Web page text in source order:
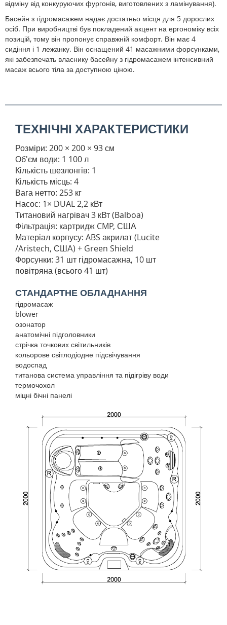
відміну від конкуруючих фургонів, виготовлених з ламінування).
Басейн з гідромасажем надає достатньо місця для 5 дорослих
осіб. При виробництві був покладений акцент на ергономіку всіх
позицій, тому він пропонує справжній комфорт. Він має 4
сидіння і 1 лежанку. Він оснащений 41 масажними форсунками,
які забезпечать власнику басейну з гідромасажем інтенсивний
масаж всього тіла за доступною ціною.
ТЕХНІЧНІ ХАРАКТЕРИСТИКИ
Розміри: 200 × 200 × 93 см
Об'єм води: 1 100 л
Кількість шезлонгів: 1
Кількість місць: 4
Вага нетто: 253 кг
Насос: 1× DUAL 2,2 кВт
Титановий нагрівач 3 кВт (Balboa)
Фільтрація: картридж CMP, США
Матеріал корпусу: ABS акрилат (Lucite
/Aristech, США) + Green Shield
Форсунки: 31 шт гідромасажна, 10 шт
повітряна(всього 41 шт)
СТАНДАРТНЕ ОБЛАДНАННЯ
гідромасаж
blower
озонатор
анатомічні підголовники
стрічка точкових світильників
кольорове світлодіодне підсвічування
водоспад
титанова система управління та підігріву води
термочохол
міцні бічні панелі